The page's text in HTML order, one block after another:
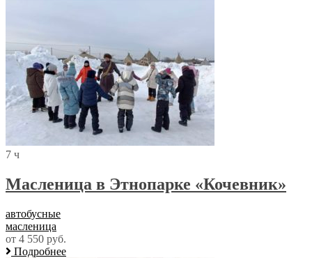
7 ч
Масленица в Этнопарке «Кочевник»
автобусные
масленица
от 4 550 руб.
Подробнее